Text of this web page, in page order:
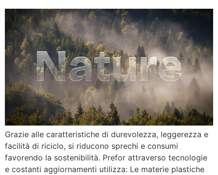
Grazie alle caratteristiche di durevolezza, leggerezza e
facilità di riciclo, si riducono sprechi e consumi
favorendo la sostenibilità. Prefor attraverso tecnologie
e costanti aggiornamenti utilizza: Le materie plastiche